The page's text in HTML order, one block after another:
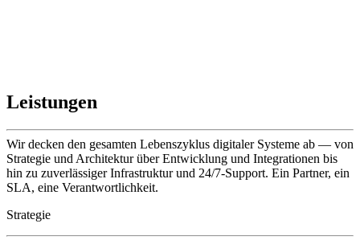
Leistungen
Wir decken den gesamten Lebenszyklus digitaler Systeme ab — von
Strategie und Architektur über Entwicklung und Integrationen bis
hin zu zuverlässiger Infrastruktur und 24/7-Support. Ein Partner, ein
SLA, eine Verantwortlichkeit.
Strategie